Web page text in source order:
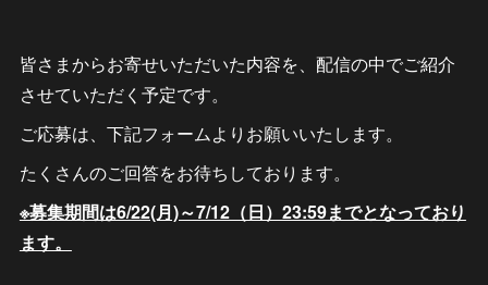
皆さまからお寄せいただいた内容を、配信の中でご紹介
させていただく予定です。
ご応募は、下記フォームよりお願いいたします。
たくさんのご回答をお待ちしております。
※募集期間は6/22(月)～7/12（日）23:59までとなっており
ます。